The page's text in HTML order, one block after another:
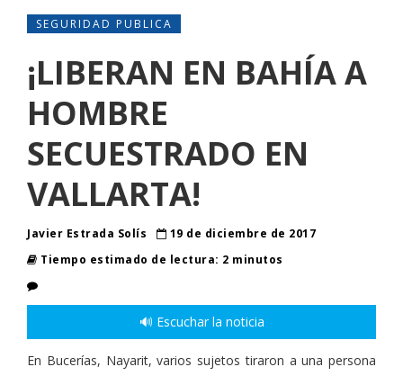
SEGURIDAD PUBLICA
¡LIBERAN EN BAHÍA A
HOMBRE
SECUESTRADO EN
VALLARTA!
Javier Estrada Solís
19 de diciembre de 2017
Tiempo estimado de lectura: 2 minutos
🔊 Escuchar la noticia
En Bucerías, Nayarit, varios sujetos tiraron a una persona